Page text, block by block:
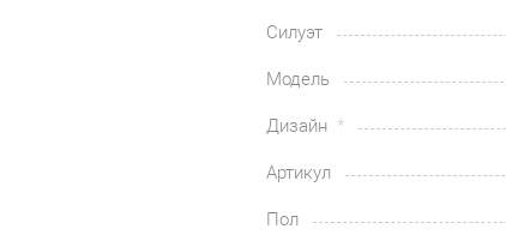
Силуэт
Модель
Дизайн
Артикул
Пол